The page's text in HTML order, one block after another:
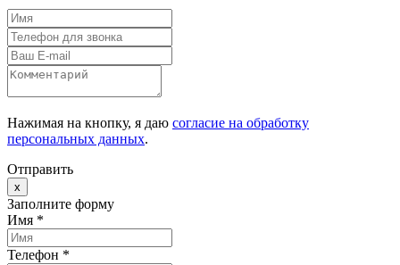
Нажимая на кнопку, я даю согласие на обработку
персональных данных.
Отправить
x
Заполните форму
Имя *
Телефон *